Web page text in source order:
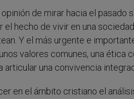
de mirar hacia el
el hecho de vivir en una
Y el más urgente e
valores comunes, una ética
articular una convivencia
en el ámbito cristiano el